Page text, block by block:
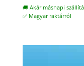
🚚 Akár másnapi
✅ Magyar raktárról